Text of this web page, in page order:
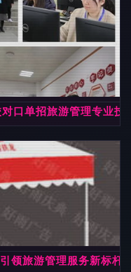
口单招旅游管理专业
领旅游管理服务新标杆